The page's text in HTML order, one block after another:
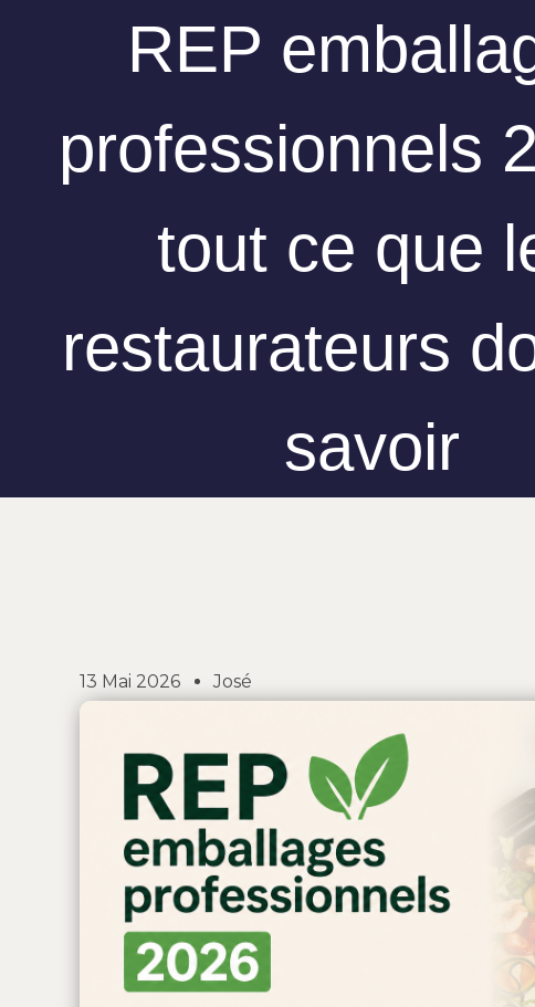
REP
professionnels
tout ce que
restaurateurs
savoir
13 Mai 2026 José